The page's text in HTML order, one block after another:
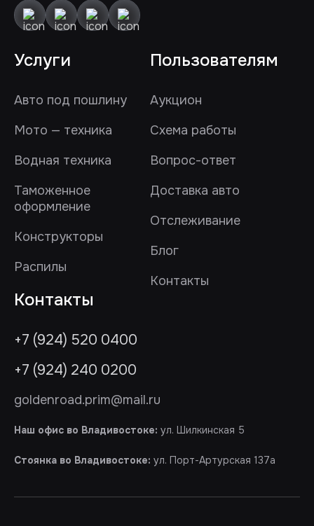
Услуги
Авто под пошлину
Мото — техника
Водная техника
Таможенное
оформление
Конструкторы
Распилы
Пользователям
Аукцион
Схема работы
Вопрос-ответ
Доставка авто
Отслеживание
Блог
Контакты
Контакты
+7 (924) 520 0400
+7 (924) 240 0200
goldenroad.prim@mail.ru
Наш офис во Владивостоке: ул. Шилкинская 5
Стоянка во Владивостоке: ул. Порт-Артурская 137а